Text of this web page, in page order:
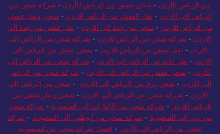
من الرياض للأردن - شحن عفش من الرياض للأردن - شركة شحن من
الرياض الى الاردن - نقل العفش من الرياض للاردن - شحن ونقل عفش
من الرياض للاردن - شحن من جدة الى الاردن - نقل عفش من جدة الي
الاردن - شركة شحن من الرياض للاردن - شركة شحن من الرياض الى
الاردن - نقل عفش من الرياض للاردن - شحن عفش من الرياض الي
الاردن - نقل اثاث من الرياض الى الاردن - شركة شحن من الرياض إلى
الأردن - شحن عفش من الرياض الى الاردن - شركة شحن من الرياض
الي الاردن - شحن بري من الرياض الى الاردن - شحن من الرياض الى
الاردن - شركة شحن من الرياض الي الاردن - شحن ونقل عفش من
الرياض للاردن - شركة شحن من الإمارات إلى السعودية - شركة شحن
من دبي إلى السعودية - شركة شحن من أبوظبي إلى السعودية - شركة
شحن من الرياض الى الأردن - افضل شركة شحن من السعودية